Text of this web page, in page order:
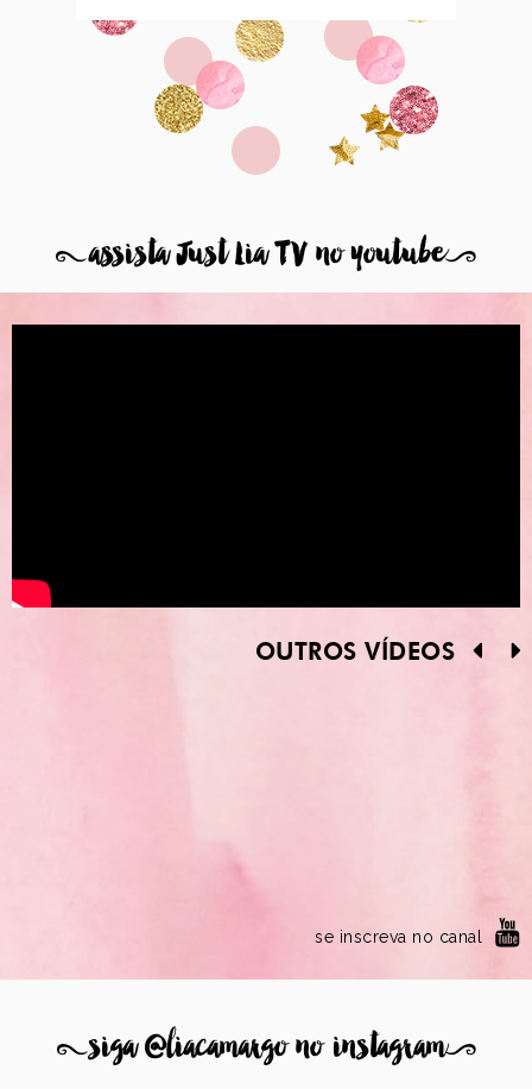
8assista Just Lia TV no youtube9
OUTROS VÍDEOS
se inscreva no canal
8siga @liacamargo no instagram9